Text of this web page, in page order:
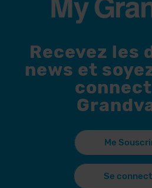
Recevez les
news et
Me
Se